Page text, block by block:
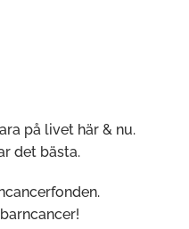
på livet här & nu.
det bästa.